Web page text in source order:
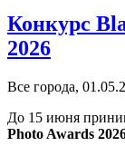
Конкурс
2026
Все города,
До 15 июня
Photo Awards